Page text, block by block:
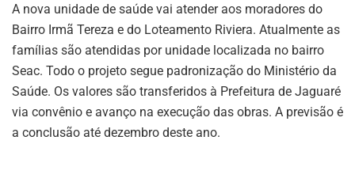
A nova unidade de saúde vai atender aos moradores do
Bairro Irmã Tereza e do Loteamento Riviera. Atualmente as
famílias são atendidas por unidade localizada no bairro
Seac. Todo o projeto segue padronização do Ministério da
Saúde. Os valores são transferidos à Prefeitura de Jaguaré
via convênio e avanço na execução das obras. A previsão é
a conclusão até dezembro deste ano.